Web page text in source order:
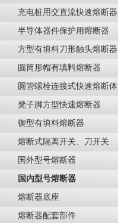
充电桩用交直流快速熔断器
半导体器件保护用熔断器
方型有填料刀形触头熔断器
圆筒形帽有填料熔断器
圆管螺栓连接式快速熔断体
凳子脚方型快速熔断器
锲型有填料熔断器
熔断式隔离开关、刀开关
国外型号熔断器
国内型号熔断器
熔断器底座
熔断器配套部件